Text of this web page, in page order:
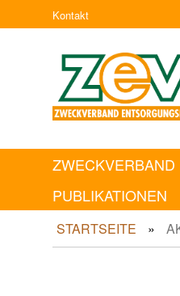
Kontakt
ZWECKVERBAND
PUBLIKATIONEN
STARTSEITE